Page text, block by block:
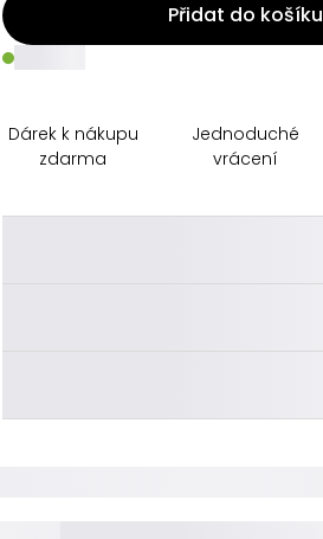
Přidat do košíku
_____
Dárek k nákupu
zdarma
Jednoduché
vrácení